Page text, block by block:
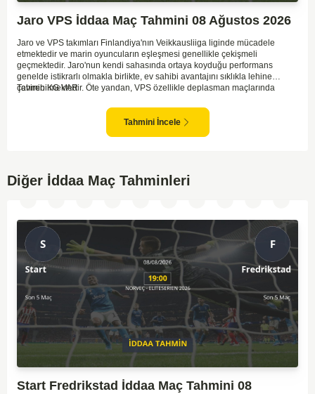
Jaro VPS İddaa Maç Tahmini 08 Ağustos 2026
Jaro ve VPS takımları Finlandiya'nın Veikkausliiga liginde mücadele
etmektedir ve marin oyuncuların eşleşmesi genellikle çekişmeli
geçmektedir. Jaro'nun kendi sahasında ortaya koyduğu performans
genelde istikrarlı olmakla birlikte, ev sahibi avantajını sıklıkla lehine
çevirebilmektedir. Öte yandan, VPS özellikle deplasman maçlarında
anlar yakalayabilmektedir. İki takım arasındaki tarihsel rekabet dikkate
alındığında, maçın dengede geçmesi olasıdır ve her iki tarafın da gol
şansı bulunmaktadır. Özellikle Jaro'nun savunma zaafları ve VPS'nin hızlı
Tahmin KG VAR
Tahmini İncele
Diğer İddaa Maç Tahminleri
Start Fredrikstad İddaa Maç Tahmini 08